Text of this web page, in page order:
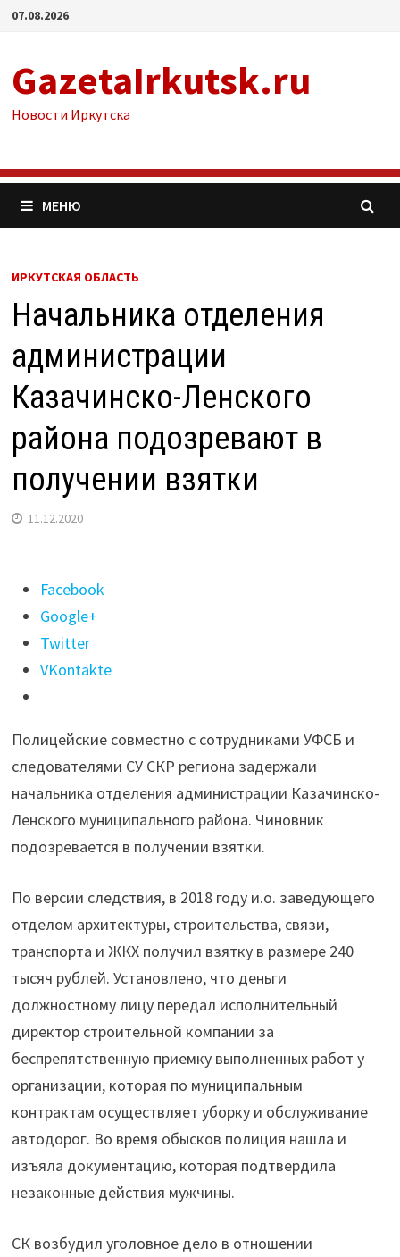
Перейти
07.08.2026
GazetaIrkutsk.ru
Новости Иркутска
МЕНЮ
ИРКУТСКАЯ ОБЛАСТЬ
Начальника отделения
администрации
Казачинско-Ленского
района подозревают в
получении взятки
11.12.2020
Поделиться
"Начальника
отделения
администрации
Казачинско-
района
подозревают
в
получении
взятки"
Facebook
Google+
Twitter
VKontakte
Полицейские совместно с сотрудниками УФСБ и
следователями СУ СКР региона задержали
начальника отделения администрации Казачинско-
Ленского муниципального района. Чиновник
подозревается в получении взятки.
По версии следствия, в 2018 году и.о. заведующего
отделом архитектуры, строительства, связи,
транспорта и ЖКХ получил взятку в размере 240
тысяч рублей. Установлено, что деньги
должностному лицу передал исполнительный
директор строительной компании за
беспрепятственную приемку выполненных работ у
организации, которая по муниципальным
контрактам осуществляет уборку и обслуживание
автодорог. Во время обысков полиция нашла и
изъяла документацию, которая подтвердила
незаконные действия мужчины.
СК возбудил уголовное дело в отношении